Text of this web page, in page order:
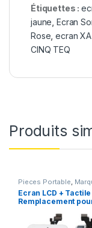
Étiquettes :
jaune ,Ecran
Rose ,ecran XA
CINQ TEQ
Produits
Pieces Portable
Ecran LCD + Tactile
Remplacement